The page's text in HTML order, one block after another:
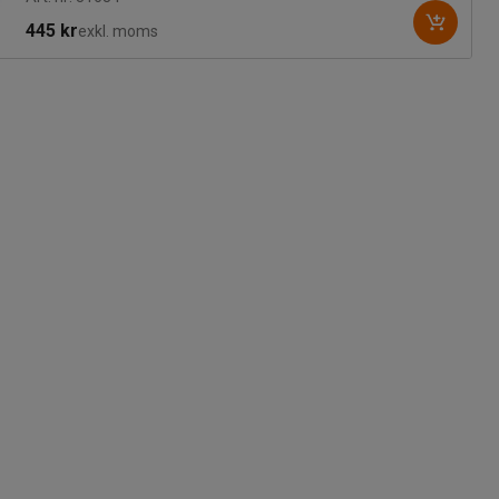
445 krexkl. moms